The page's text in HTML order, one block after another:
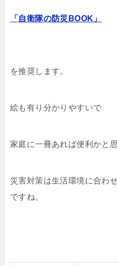
「自衛隊の防災BOOK」
を推奨します。
絵も有り分かりやすいで
家庭に一冊あれば便利かと思
災害対策は生活環境に合わ
ですね。